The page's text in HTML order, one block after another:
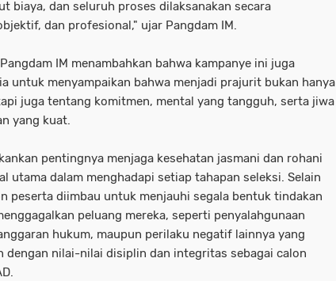
biaya, dan seluruh proses dilaksanakan secara
dan profesional," ujar Pangdam IM.
IM menambahkan bahwa kampanye ini juga
untuk menyampaikan bahwa menjadi prajurit bukan hanya
juga tentang komitmen, mental yang tangguh, serta jiwa
yang kuat.
pentingnya menjaga kesehatan jasmani dan rohani
utama dalam menghadapi setiap tahapan seleksi. Selain
peserta diimbau untuk menjauhi segala bentuk tindakan
peluang mereka, seperti penyalahgunaan
hukum, maupun perilaku negatif lainnya yang
dengan nilai-nilai disiplin dan integritas sebagai calon